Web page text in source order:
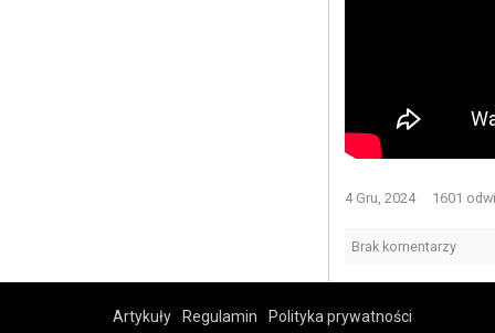
4 Gru, 2024 1601
Brak komentarzy
Artykuły Regulamin Polityka prywatności